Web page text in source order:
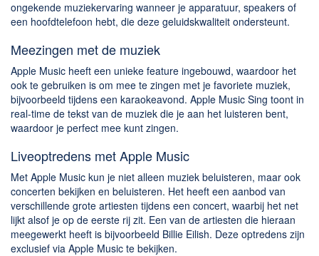
ongekende muziekervaring wanneer je apparatuur, speakers of
een hoofdtelefoon hebt, die deze geluidskwaliteit ondersteunt.
Meezingen met de muziek
Apple Music heeft een unieke feature ingebouwd, waardoor het
ook te gebruiken is om mee te zingen met je favoriete muziek,
bijvoorbeeld tijdens een karaokeavond. Apple Music Sing toont in
real-time de tekst van de muziek die je aan het luisteren bent,
waardoor je perfect mee kunt zingen.
Liveoptredens met Apple Music
Met Apple Music kun je niet alleen muziek beluisteren, maar ook
concerten bekijken en beluisteren. Het heeft een aanbod van
verschillende grote artiesten tijdens een concert, waarbij het net
lijkt alsof je op de eerste rij zit. Een van de artiesten die hieraan
meegewerkt heeft is bijvoorbeeld Billie Eilish. Deze optredens zijn
exclusief via Apple Music te bekijken.